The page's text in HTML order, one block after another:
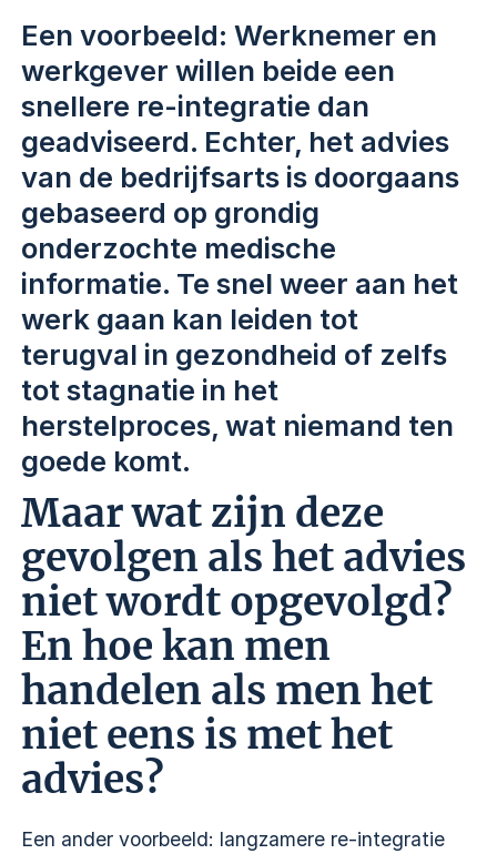
Een voorbeeld: Werknemer en
werkgever willen beide een
snellere re-integratie dan
geadviseerd. Echter, het advies
van de bedrijfsarts is doorgaans
gebaseerd op grondig
onderzochte medische
informatie. Te snel weer aan het
werk gaan kan leiden tot
terugval in gezondheid of zelfs
tot stagnatie in het
herstelproces, wat niemand ten
goede komt.
Maar wat zijn deze
gevolgen als het advies
niet wordt opgevolgd?
En hoe kan men
handelen als men het
niet eens is met het
advies?
Een ander voorbeeld: langzamere re-integratie